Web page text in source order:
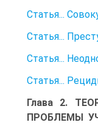
Статья...
Статья...
Статья...
Статья...
Глава 2.
ПРОБЛЕМЫ